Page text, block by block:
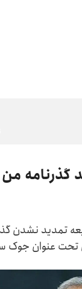
گذرنامه
تمدید نشدن
تحت عنوان جوک